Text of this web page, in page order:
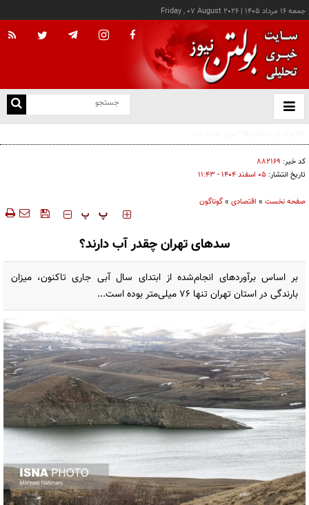
جمعه ۱۶ مرداد ۱۴۰۵ |
Friday , 07 August 2026
باز
و
کد خبر: ۸۸۲۱۶۹
تاریخ انتشار: ۰۵ اسفند ۱۴۰۴ - ۱۱:۴۳
صفحه نخست » اقتصادی »گوناگون
‍‍‍ پ پ
سدهای تهران چقدر آب دارند؟
بر اساس برآوردهای انجام‌شده از ابتدای سال آبی جاری تاکنون، میزان
بارندگی در استان تهران تنها ۷۶ میلی‌متر بوده است...